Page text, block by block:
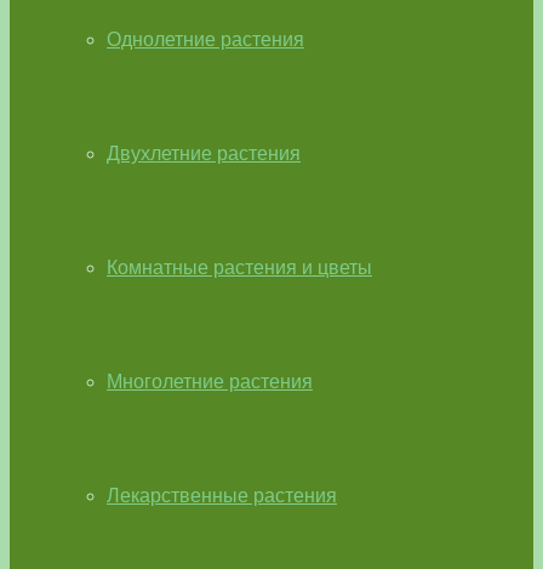
Однолетние растения
Двухлетние растения
Комнатные растения и цветы
Многолетние растения
Лекарственные растения